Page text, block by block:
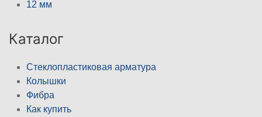
12 мм
Каталог
Стеклопластиковая арматура
Колышки
Фибра
Как купить